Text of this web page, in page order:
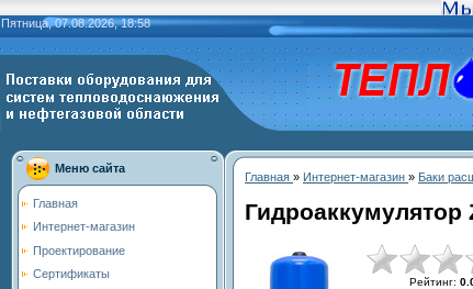
Пятница, 07.08.2026, 18:58
Меню сайта
Главная
Интернет-магазин
Проектирование
Сертификаты
Главная » Интернет-магазин » Баки
Гидроаккумулятор
Рейтинг: